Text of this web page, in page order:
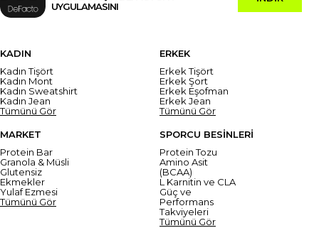
UYGULAMASINI
KADIN
Kadın Tişört
Kadın Mont
Kadın Sweatshirt
Kadın Jean
Tümünü Gör
ERKEK
Erkek Tişört
Erkek Şort
Erkek Eşofman
Erkek Jean
Tümünü Gör
MARKET
Protein Bar
Granola & Müsli
Glutensiz
Ekmekler
Yulaf Ezmesi
Tümünü Gör
SPORCU BESİNLERİ
Protein Tozu
Amino Asit
(BCAA)
L Karnitin ve CLA
Güç ve
Performans
Takviyeleri
Tümünü Gör